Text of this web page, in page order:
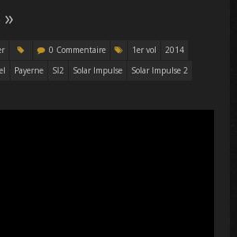
0 Commentaire 1er vol
2014
Payerne SI2 Solar Impulse
Solar Impulse 2